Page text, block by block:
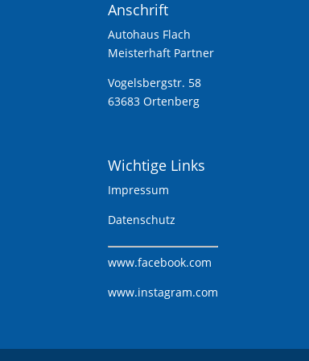
Anschrift
Autohaus Flach
Meisterhaft Partner
Vogelsbergstr. 58
63683 Ortenberg
Wichtige Links
Impressum
Datenschutz
www.facebook.com
www.instagram.com